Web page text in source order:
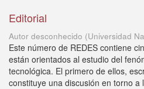
Editorial
Autor desconhecido (Universidad
Este número de REDES contiene
están orientados al estudio del
tecnológica. El primero de ellos,
constituye una discusión en torno a